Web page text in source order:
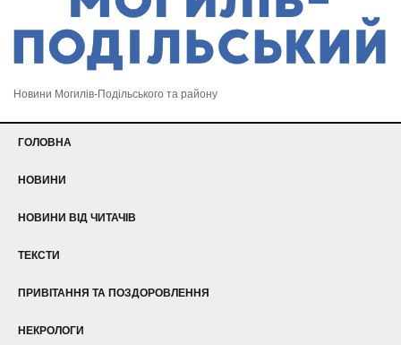
Новини Могилів-Подільського та району
ГОЛОВНА
НОВИНИ
НОВИНИ ВІД ЧИТАЧІВ
ТЕКСТИ
ПРИВІТАННЯ ТА ПОЗДОРОВЛЕННЯ
НЕКРОЛОГИ